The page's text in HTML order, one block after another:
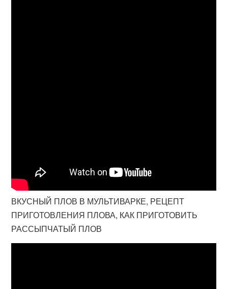
ВКУСНЫЙ ПЛОВ В МУЛЬТИВАРКЕ, РЕЦЕПТ
ПРИГОТОВЛЕНИЯ ПЛОВА, КАК ПРИГОТОВИТЬ
РАССЫПЧАТЫЙ ПЛОВ